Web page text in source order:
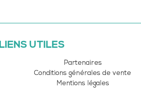
LIENS UTILES
Partenaires
Conditions générales de vente
Mentions légales